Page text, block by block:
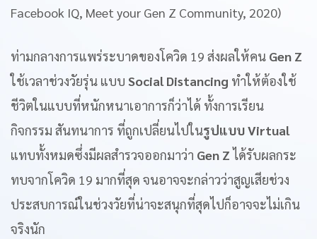
Facebook IQ, Meet your Gen Z Community, 2020)
ท่ามกลางการแพร่ระบาดของโควิด 19 ส่งผลให้คน Gen Z
ใช้เวลาช่วงวัยรุ่น แบบ Social Distancing ทำให้ต้องใช้
ชีวิตในแบบที่หนักหนาเอาการก็ว่าได้ ทั้งการเรียน
กิจกรรม สันทนาการ ที่ถูกเปลี่ยนไปในรูปแบบ Virtual
แทบทั้งหมดซึ่งมีผลสำรวจออกมาว่า Gen Z ได้รับผลกระ
ทบจากโควิด 19 มากที่สุด จนอาจจะกล่าวว่าสูญเสียช่วง
ประสบการณ์ในช่วงวัยที่น่าจะสนุกที่สุดไปก็อาจจะไม่เกิน
จริงนัก